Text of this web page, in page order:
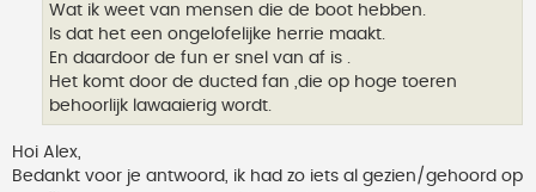
Wat ik weet van mensen die de boot hebben.
Is dat het een ongelofelijke herrie maakt.
En daardoor de fun er snel van af is .
Het komt door de ducted fan ,die op hoge toeren
behoorlijk lawaaierig wordt.
Hoi Alex,
Bedankt voor je antwoord, ik had zo iets al gezien/gehoord op